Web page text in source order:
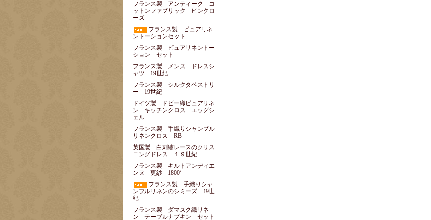
フランス製 アンティーク コ
ットンファブリック ピンクロ
ーズ
フランス製 ピュアリネ
ントーションセット
フランス製 ピュアリネントー
ション セット
フランス製 メンズ ドレスシ
ャツ 19世紀
フランス製 シルクタペストリ
ー 19世紀
ドイツ製 ドビー織ピュアリネ
ン キッチンクロス エッグシ
ェル
フランス製 手織りシャンブル
リネンクロス RB
英国製 白刺繍レースのクリス
ニングドレス １９世紀
フランス製 キルトアンディエ
ンヌ 更紗 1800‘
フランス製 手織りシャ
ンブルリネンのシミーズ 19世
紀
フランス製 ダマスク織リネ
ン テーブルナプキン セット